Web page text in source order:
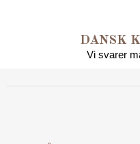
DANSK
Vi svarer